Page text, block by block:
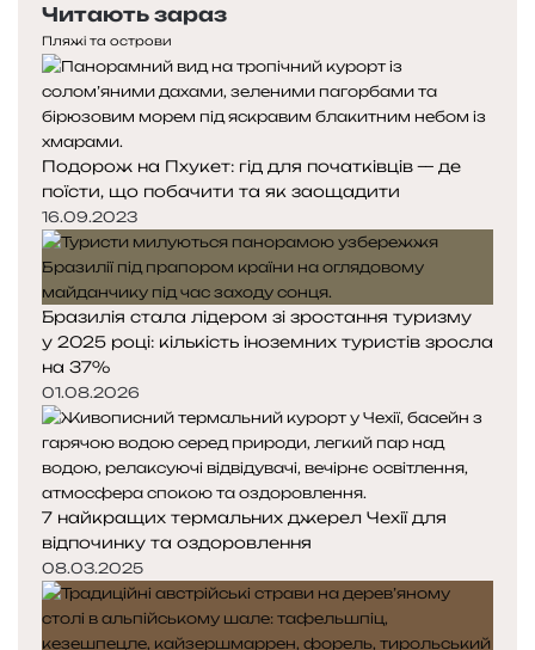
г
р
о
ш
і
в
п
е
р
ш
і
д
н
і
р
е
д
н
я
с
т
о
р
і
н
к
а
т
у
п
н
а
с
т
о
р
і
н
к
а
Читають зараз
Пляжі та острови
Подорож на Пхукет: гід для початківців — де
поїсти, що побачити та як заощадити
16.09.2023
Бразилія стала лідером зі зростання туризму
у 2025 році: кількість іноземних туристів зросла
на 37%
01.08.2026
7 найкращих термальних джерел Чехії для
відпочинку та оздоровлення
08.03.2025